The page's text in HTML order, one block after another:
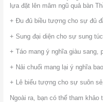
lựa đặt lên mâm ngũ quả bàn
+ Đu đủ biều tượng cho sự đủ
+ Sung đại diện cho sự sung
+ Táo mang ý nghĩa giàu sang,
+ Nải chuối mang lại ý nghĩa
+ Lê biểu tượng cho sự suôn
Ngoài ra, bạn có thể tham